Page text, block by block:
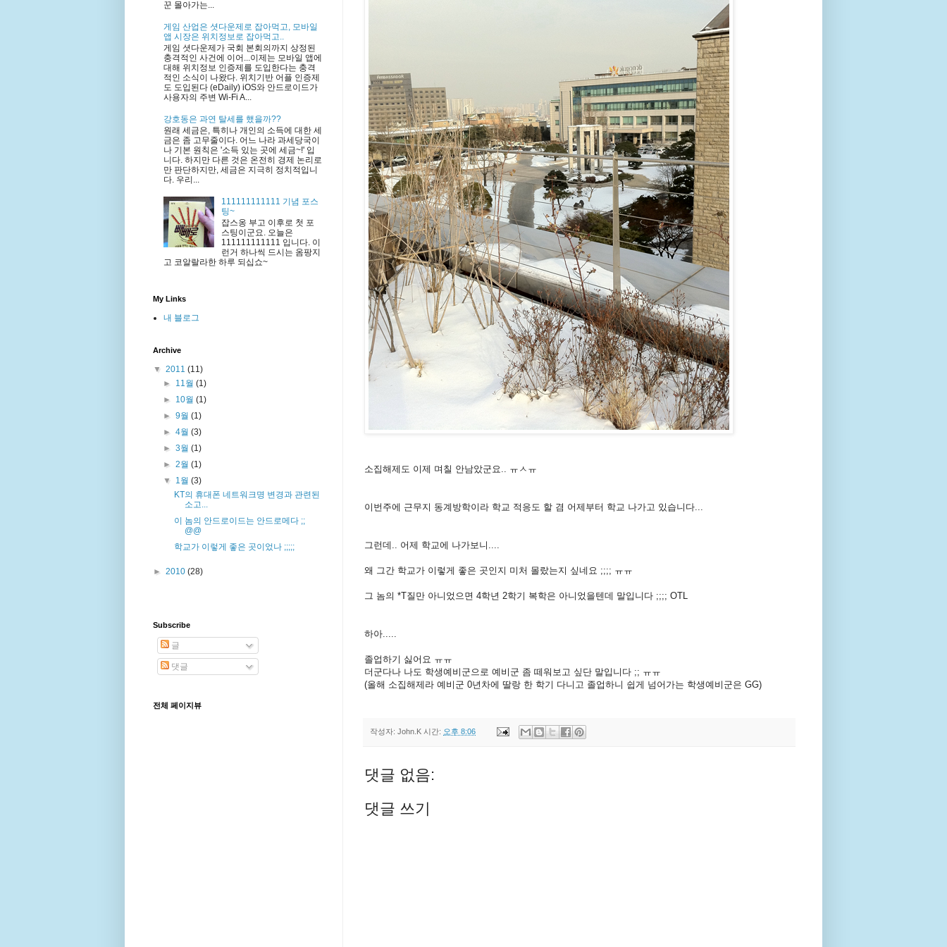
소집해제도 이제 며칠 안남았군요.. ㅠㅅㅠ
이번주에 근무지 동계방학이라 학교 적응도 할 겸 어제부터 학교 나가고 있습니다...
그런데.. 어제 학교에 나가보니....
왜 그간 학교가 이렇게 좋은 곳인지 미처 몰랐는지 싶네요 ;;;; ㅠㅠ
그 놈의 *T질만 아니었으면 4학년 2학기 복학은 아니었을텐데 말입니다 ;;;; OTL
하아.....
졸업하기 싫어요 ㅠㅠ
더군다나 나도 학생예비군으로 예비군 좀 떼워보고 싶단 말입니다 ;; ㅠㅠ
(올해 소집해제라 예비군 0년차에 딸랑 한 학기 다니고 졸업하니 쉽게 넘어가는 학생예비군은 GG)
작성자: John.K 시간: 오후 8:06
댓글 없음:
댓글 쓰기
꾼 몰아가는...
게임 산업은 셧다운제로 잡아먹고, 모바일
앱 시장은 위치정보로 잡아먹고..
게임 셧다운제가 국회 본회의까지 상정된
충격적인 사건에 이어...이제는 모바일 앱에
대해 위치정보 인증제를 도입한다는 충격
적인 소식이 나왔다. 위치기반 어플 인증제
도 도입된다 (eDaily) iOS와 안드로이드가
사용자의 주변 Wi-Fi A...
강호동은 과연 탈세를 했을까??
원래 세금은, 특히나 개인의 소득에 대한 세
금은 좀 고무줄이다. 어느 나라 과세당국이
나 기본 원칙은 '소득 있는 곳에 세금~!' 입
니다. 하지만 다른 것은 온전히 경제 논리로
만 판단하지만, 세금은 지극히 정치적입니
다. 우리...
111111111111 기념 포스
팅~
잡스옹 부고 이후로 첫 포
스팅이군요. 오늘은
111111111111 입니다. 이
런거 하나씩 드시는 옴팡지
고 코알랄라한 하루 되십쇼~
My Links
내 블로그
Archive
▼ 2011 (11)
► 11월(1)
► 10월(1)
►9월(1)
►4월(3)
►3월(1)
►2월(1)
▼ 1월(3)
KT의 휴대폰 네트워크명 변경과 관련된
소고...
이 놈의 안드로이드는 안드로메다 ;;
@@
학교가 이렇게 좋은 곳이었나 ;;;;;
► 2010 (28)
Subscribe
글
댓글
전체 페이지뷰